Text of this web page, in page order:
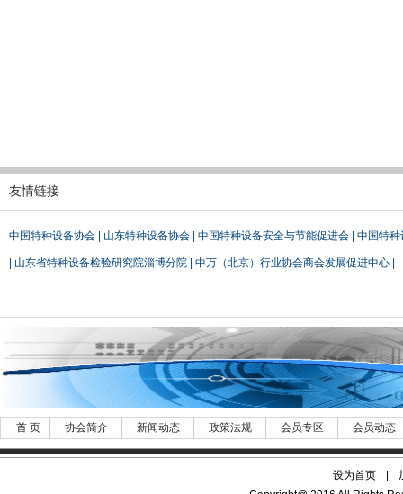
友情链接
中国特种设备协会 山东特种设备协会 中国特种设备安全与节能促进会 中国特种
山东省特种设备检验研究院淄博分院 中万（北京）行业协会商会发展促进中心
首 页 协会简介 新闻动态 政策法规 会员专区 会员动态
设为首页